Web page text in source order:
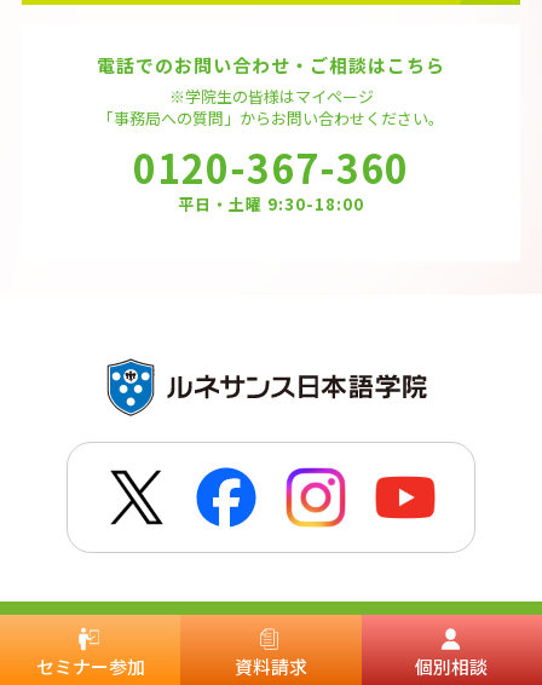
セミナー参加 資料請求 個別相談
電話でのお問い合わせ・ご相談はこちら
※学院生の皆様はマイページ
「事務局への質問」からお問い合わせください。
0120-367-360
平日・土曜 9:30-18:00
日本語教師養成講座なら
ルネサンス日本語学院
特長とサポート体制
講師紹介